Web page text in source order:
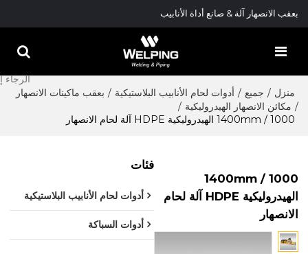
بعقب الانصهار آلة & صانع أداة الأنابيب
منزل / جميع / أدوات لحام الأنابيب البلاستيكية / بعقب ماكينات الانصهار
/ مكائن الانصهار الهيدروليكية /
1000 / 1400mm الهيدروليكية HDPE آلة لحام الانصهار
فئات
أدوات لحام الأنابيب البلاستيكية
أدوات السباكة
1000 / 1400mm
الهيدروليكية HDPE آلة لحام
الانصهار